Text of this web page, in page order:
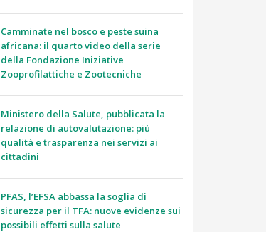
Camminate nel bosco e peste suina
africana: il quarto video della serie
della Fondazione Iniziative
Zooprofilattiche e Zootecniche
Ministero della Salute, pubblicata la
relazione di autovalutazione: più
qualità e trasparenza nei servizi ai
cittadini
PFAS, l’EFSA abbassa la soglia di
sicurezza per il TFA: nuove evidenze sui
possibili effetti sulla salute